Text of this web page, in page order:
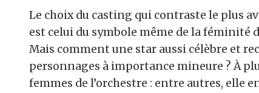
Le choix du casting qui contraste le plus
est celui du symbole même de la féminité
Mais comment une star aussi célèbre et
personnages à importance mineure ? À
femmes de l’orchestre : entre autres, elle